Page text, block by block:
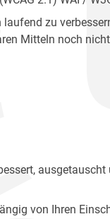
zu
Mitteln noch
von Ihren